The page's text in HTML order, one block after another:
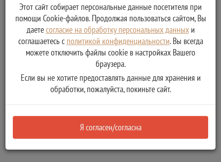
Этот сайт собирает персональные данные посетителя при
помощи Cookie-файлов. Продолжая пользоваться сайтом, Вы
даетесогласие на обработку персональных данныхи
соглашаетесь с политикой конфиденциальности. Вы всегда
можете отключить файлы cookie в настройках Вашего
браузера.
Если вы не хотите предоставлять данные для хранения и
обработки, пожалуйста, покиньте сайт.
Я согласен/согласна